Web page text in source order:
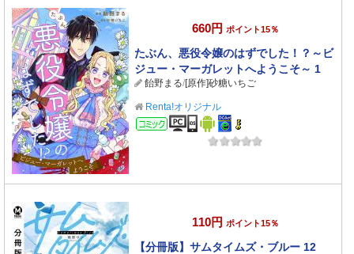
660円 ポイント15％
たぶん、悪役令嬢のはずでした！？～ビ
ジュー・マーガレットへようこそ～ 1
飴野まる/[原作]砂糖いちご
Renta!オリジナル
コミック
110円 ポイント15％
【分冊版】サムタイムズ・ブルー 12